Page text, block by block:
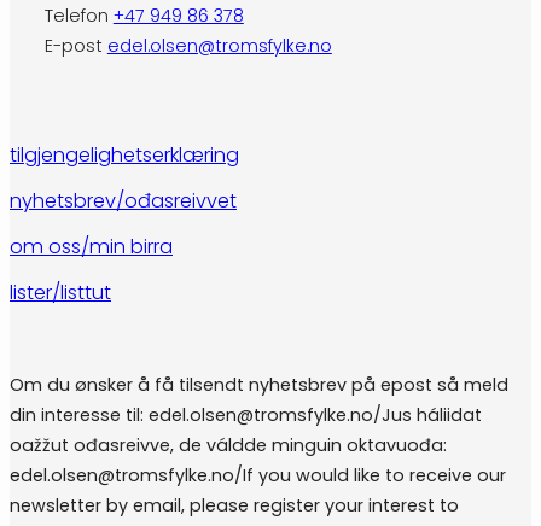
Telefon +47 949 86 378
E-post edel.olsen@tromsfylke.no
tilgjengelighetserklæring
nyhetsbrev/ođasreivvet
om oss/min birra
lister/listtut
Om du ønsker å få tilsendt nyhetsbrev på epost så meld
din interesse til: edel.olsen@tromsfylke.no/Jus háliidat
oažžut ođasreivve, de váldde minguin oktavuođa:
edel.olsen@tromsfylke.no/If you would like to receive our
newsletter by email, please register your interest to